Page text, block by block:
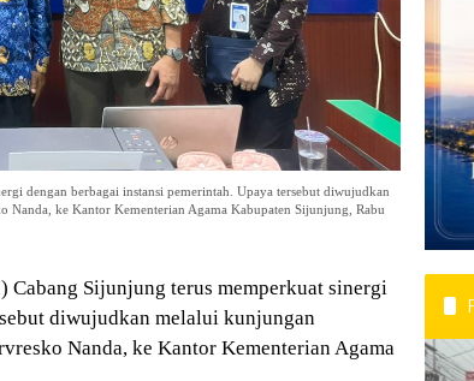
dengan berbagai instansi pemerintah. Upaya tersebut diwujudkan
ke Kantor Kementerian Agama Kabupaten Sijunjung, Rabu
Sijunjung terus memperkuat sinergi
diwujudkan melalui kunjungan
Nanda, ke Kantor Kementerian Agama